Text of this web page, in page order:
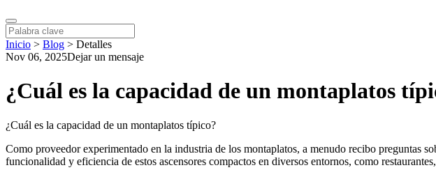
Inicio > Blog > Detalles
Nov 06, 2025Dejar un mensaje
¿Cuál es la capacidad de un montaplatos
¿Cuál es la capacidad de un montaplatos típico?
Como proveedor experimentado en la industria de los montaplatos, a menudo recibo preguntas
funcionalidad y eficiencia de estos ascensores compactos en diversos entornos, como